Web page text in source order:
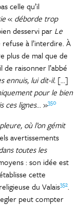
celle qu’il
« déborde trop
desservi par Le
refuse à l’interdire. À
plus de mal que de
raisonner l’abbé
ennuis, lui dit-il. […]
pour le bien
ces lignes… »350
où l’on gémit
avertissements
toutes les
: son idée est
cette
du Valais352.
peut compter